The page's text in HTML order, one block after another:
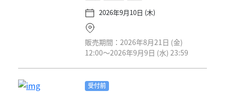
2026年9月10日 (木)
販売期間：2026年8月21日 (金)
12:00〜2026年9月9日 (水) 23:59
受付前